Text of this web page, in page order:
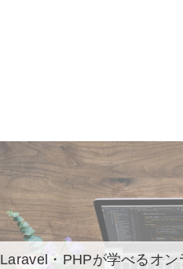
Laravel・PHPが学べるオ